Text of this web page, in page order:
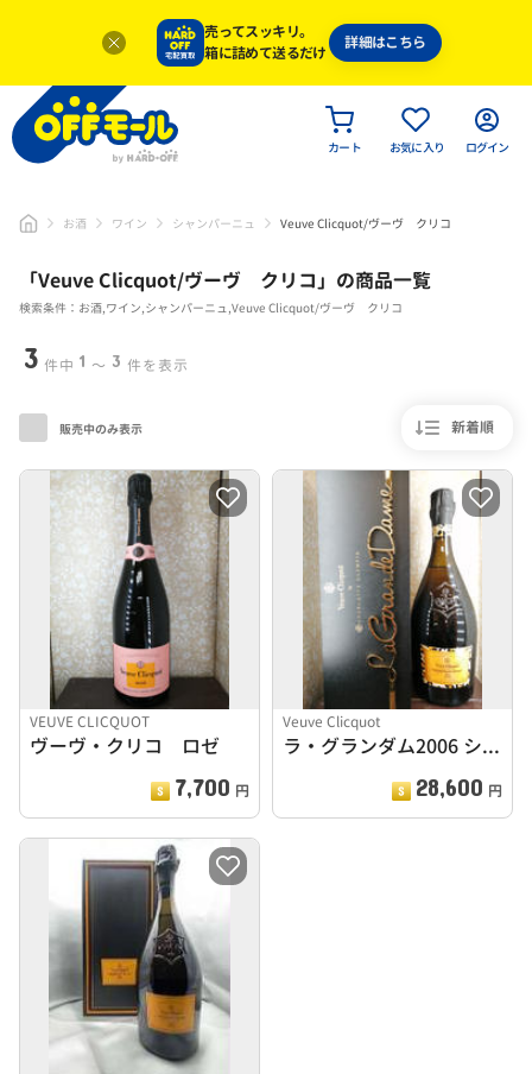
売ってスッキリ。
箱に詰めて送るだけ
詳細はこちら
カート お気に入り ログイン
お酒 ワイン シャンパーニュ Veuve Clicquot/ヴーヴ クリコ
「Veuve Clicquot/ヴーヴ クリコ」 の商品一覧
検索条件：お酒,ワイン,シャンパーニュ,Veuve Clicquot/ヴーヴ クリコ
3 件中 1 〜 3 件を表示
新着順
販売中のみ表示
VEUVE CLICQUOT
ヴーヴ・クリコ ロゼ
7,700 円
Veuve Clicquot
ラ・グランダム2006 シャーロット・オリンピア
28,600 円